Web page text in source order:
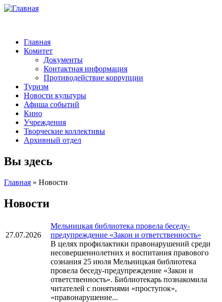
Главная
Комитет
Документы
Контактная информация
Противодействие коррупции
Туризм
Новости культуры
Афиша событий
Кино
Учреждения
Творческие коллективы
Архивный отдел
Вы здесь
Главная » Новости
Новости
27.07.2026
Мельницкая библиотека провела беседу-
предупреждение «Закон и ответственность»
В целях профилактики правонарушений среди
несовершеннолетних и воспитания правового
сознания 25 июля Мельницкая библиотека
провела беседу-предупреждение «Закон и
ответственность». Библиотекарь познакомила
читателей с понятиями «проступок»,
«правонарушение...